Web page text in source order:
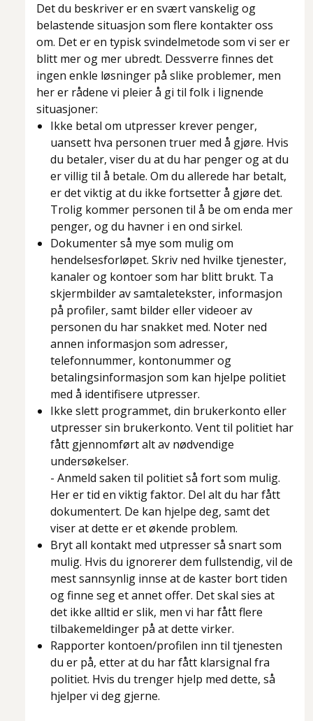
Det du beskriver er en svært vanskelig og
belastende situasjon som flere kontakter oss
om. Det er en typisk svindelmetode som vi ser er
blitt mer og mer ubredt. Dessverre finnes det
ingen enkle løsninger på slike problemer, men
her er rådene vi pleier å gi til folk i lignende
situasjoner:
Ikke betal om utpresser krever penger,
uansett hva personen truer med å gjøre. Hvis
du betaler, viser du at du har penger og at du
er villig til å betale. Om du allerede har betalt,
er det viktig at du ikke fortsetter å gjøre det.
Trolig kommer personen til å be om enda mer
penger, og du havner i en ond sirkel.
Dokumenter så mye som mulig om
hendelsesforløpet. Skriv ned hvilke tjenester,
kanaler og kontoer som har blitt brukt. Ta
skjermbilder av samtaletekster, informasjon
på profiler, samt bilder eller videoer av
personen du har snakket med. Noter ned
annen informasjon som adresser,
telefonnummer, kontonummer og
betalingsinformasjon som kan hjelpe politiet
med å identifisere utpresser.
Ikke slett programmet, din brukerkonto eller
utpresser sin brukerkonto. Vent til politiet har
fått gjennomført alt av nødvendige
undersøkelser.
- Anmeld saken til politiet så fort som mulig.
Her er tid en viktig faktor. Del alt du har fått
dokumentert. De kan hjelpe deg, samt det
viser at dette er et økende problem.
Bryt all kontakt med utpresser så snart som
mulig. Hvis du ignorerer dem fullstendig, vil de
mest sannsynlig innse at de kaster bort tiden
og finne seg et annet offer. Det skal sies at
det ikke alltid er slik, men vi har fått flere
tilbakemeldinger på at dette virker.
Rapporter kontoen/profilen inn til tjenesten
du er på, etter at du har fått klarsignal fra
politiet. Hvis du trenger hjelp med dette, så
hjelper vi deg gjerne.